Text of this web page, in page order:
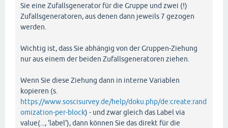
Sie eine Zufallsgenerator für die Gruppe und zwei (!)
Zufallsgeneratoren, aus denen dann jeweils 7 gezogen
werden.
Wichtig ist, dass Sie abhängig von der Gruppen-Ziehung
nur aus einem der beiden Zufallsgeneratoren ziehen.
Wenn Sie diese Ziehung dann in interne Variablen
kopieren (s.
https://www.soscisurvey.de/help/doku.php/de:create:rand
omization-per-block) - und zwar gleich das Label via
value(..., 'label'), dann können Sie das direkt für die